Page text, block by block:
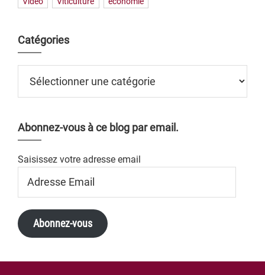
Catégories
Abonnez-vous à ce blog par email.
Saisissez votre adresse email
Email
Abonnez-vous